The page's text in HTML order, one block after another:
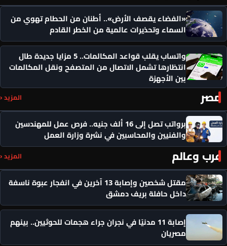
«الفضاء يقصف الأرض».. أطنان من الحطام تهوي من
السماء وتحذيرات عالمية من الخطر القادم
واتساب يقلب قواعد المكالمات.. 5 مزايا جديدة طال
انتظارها تشمل الاتصال من المتصفح ونقل المكالمات
بين الأجهزة
مصر المزيد ‹
برواتب تصل إلى 16 ألف جنيه.. فرص عمل للمهندسين
والفنيين والمحاسبين في نشرة وزارة العمل
عرب وعالم المزيد ‹
مقتل شخصين وإصابة 13 آخرين في انفجار عبوة ناسفة
داخل حافلة بريف دمشق
إصابة 11 مدنيًا في نجران جراء هجمات للحوثيين.. بينهم
مصريان